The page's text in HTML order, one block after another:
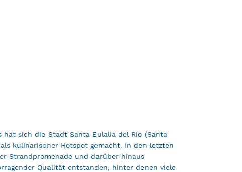
hat sich die Stadt Santa Eulalia del Río (Santa
kulinarischer Hotspot gemacht. In den letzten
Strandpromenade und darüber hinaus
Qualität entstanden, hinter denen viele